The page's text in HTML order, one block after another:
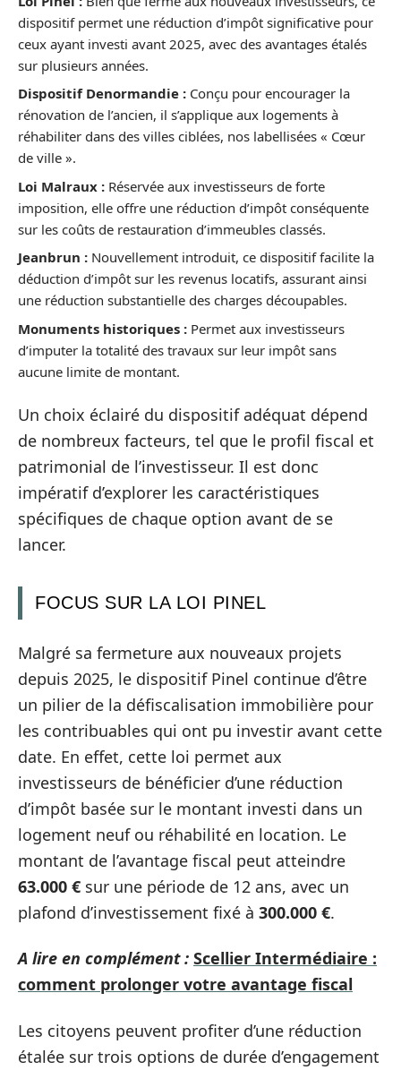
dispositif permet une réduction d’impôt significative pour
ceux ayant investi avant 2025, avec des avantages étalés
sur plusieurs années.
Dispositif Denormandie : Conçu pour encourager la
rénovation de l’ancien, il s’applique aux logements à
réhabiliter dans des villes ciblées, nos labellisées « Cœur
de ville ».
Loi Malraux : Réservée aux investisseurs de forte
imposition, elle offre une réduction d’impôt conséquente
sur les coûts de restauration d’immeubles classés.
Jeanbrun : Nouvellement introduit, ce dispositif facilite la
déduction d’impôt sur les revenus locatifs, assurant ainsi
une réduction substantielle des charges découpables.
Monuments historiques : Permet aux investisseurs
d’imputer la totalité des travaux sur leur impôt sans
aucune limite de montant.
Un choix éclairé du dispositif adéquat dépend
de nombreux facteurs, tel que le profil fiscal et
patrimonial de l’investisseur. Il est donc
impératif d’explorer les caractéristiques
spécifiques de chaque option avant de se
lancer.
FOCUS SUR LA LOI PINEL
Malgré sa fermeture aux nouveaux projets
depuis 2025, le dispositif Pinel continue d’être
un pilier de la défiscalisation immobilière pour
les contribuables qui ont pu investir avant cette
date. En effet, cette loi permet aux
investisseurs de bénéficier d’une réduction
d’impôt basée sur le montant investi dans un
logement neuf ou réhabilité en location. Le
montant de l’avantage fiscal peut atteindre
63.000 € sur une période de 12 ans, avec un
plafond d’investissement fixé à 300.000 €.
A lire en complément : Scellier Intermédiaire :
comment prolonger votre avantage fiscal
Les citoyens peuvent profiter d’une réduction
étalée sur trois options de durée d’engagement